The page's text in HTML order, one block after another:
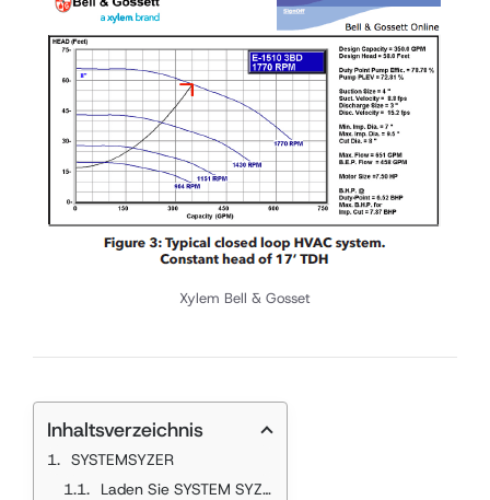
Xylem Bell & Gosset
Inhaltsverzeichnis
SYSTEMSYZER
Laden Sie SYSTEM SYZER herunter